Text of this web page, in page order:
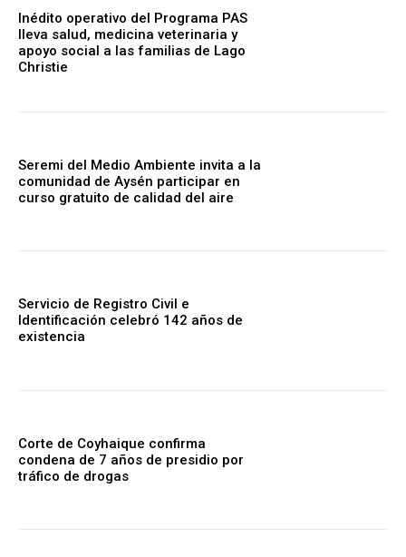
Inédito operativo del Programa PAS
lleva salud, medicina veterinaria y
apoyo social a las familias de Lago
Christie
Seremi del Medio Ambiente invita a la
comunidad de Aysén participar en
curso gratuito de calidad del aire
Servicio de Registro Civil e
Identificación celebró 142 años de
existencia
Corte de Coyhaique confirma
condena de 7 años de presidio por
tráfico de drogas